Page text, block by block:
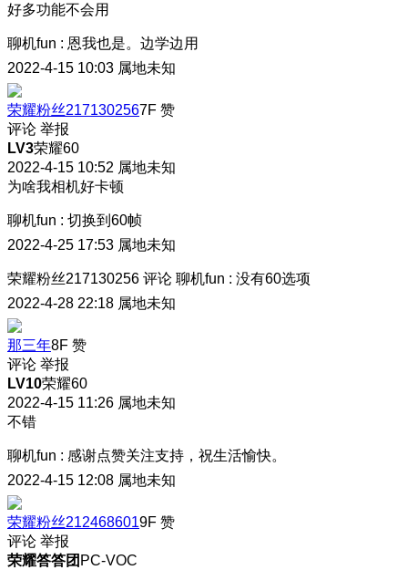
好多功能不会用
聊机fun : 恩我也是。边学边用
2022-4-15 10:03 属地未知
荣耀粉丝2171302567F 赞
评论 举报
LV3荣耀60
2022-4-15 10:52 属地未知
为啥我相机好卡顿
聊机fun : 切换到60帧
2022-4-25 17:53 属地未知
荣耀粉丝217130256 评论 聊机fun : 没有60选项
2022-4-28 22:18 属地未知
那三年8F 赞
评论 举报
LV10荣耀60
2022-4-15 11:26 属地未知
不错
聊机fun : 感谢点赞关注支持，祝生活愉快。
2022-4-15 12:08 属地未知
荣耀粉丝2124686019F 赞
评论 举报
荣耀答答团 PC-VOC